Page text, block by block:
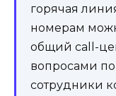
горячая
номерам
общий call-
вопросами
сотрудники